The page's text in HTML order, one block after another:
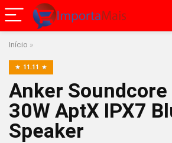
Início »
11.11
Anker
30W AptX IPX7
Speaker